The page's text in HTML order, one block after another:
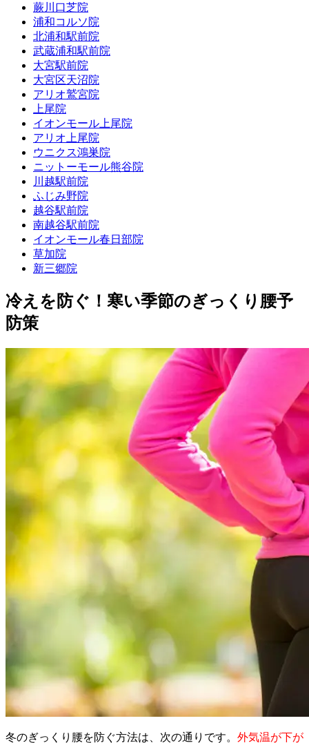
蕨川口芝院
浦和コルソ院
北浦和駅前院
武蔵浦和駅前院
大宮駅前院
大宮区天沼院
アリオ鷲宮院
上尾院
イオンモール上尾院
アリオ上尾院
ウニクス鴻巣院
ニットーモール熊谷院
川越駅前院
ふじみ野院
越谷駅前院
南越谷駅前院
イオンモール春日部院
草加院
新三郷院
冷えを防ぐ！寒い季節のぎっくり腰予
防策
冬のぎっくり腰を防ぐ方法は、次の通りです。 外気温が下が